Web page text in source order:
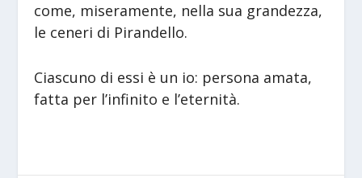
come, miseramente, nella sua grandezza,
le ceneri di Pirandello.
Ciascuno di essi è un io: persona amata,
fatta per l’infinito e l’eternità.